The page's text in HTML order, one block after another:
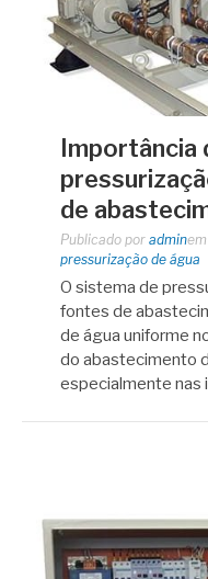
Importância
de
Publicado por adminem
pressurização de água
O sistema de
fontes de
de água uniforme
do abastecimento
especialmente nas